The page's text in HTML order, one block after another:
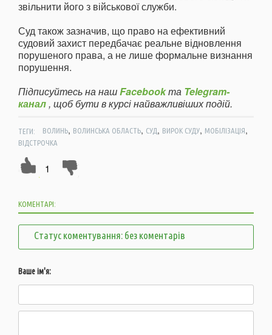
звільнити його з військової служби.
Суд також зазначив, що право на ефективний
судовий захист передбачає реальне відновлення
порушеного права, а не лише формальне визнання
порушення.
Підписуйтесь на нашFacebookта Telegram-
канал, щоб бути в курсі найважливіших подій.
ТЕГИ: ВОЛИНЬ, ВОЛИНСЬКА ОБЛАСТЬ, СУД, ВИРОК СУДУ, МОБІЛІЗАЦІЯ,
ВІДСТРОЧКА
1
КОМЕНТАРІ:
Статус коментування: без коментарів
Ваше ім'я: